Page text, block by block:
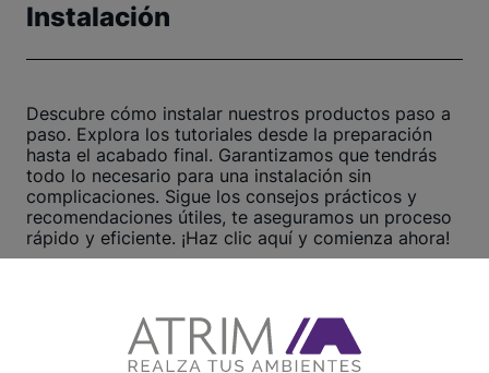
Instalación
Descubre cómo instalar nuestros productos paso a
paso. Explora los tutoriales desde la preparación
hasta el acabado final. Garantizamos que tendrás
todo lo necesario para una instalación sin
complicaciones. Sigue los consejos prácticos y
recomendaciones útiles, te aseguramos un proceso
rápido y eficiente. ¡Haz clic aquí y comienza ahora!